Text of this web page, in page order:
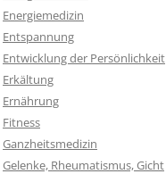
Energiemedizin
Entspannung
Entwicklung der Persönlichkeit
Erkältung
Ernährung
Fitness
Ganzheitsmedizin
Gelenke, Rheumatismus, Gicht